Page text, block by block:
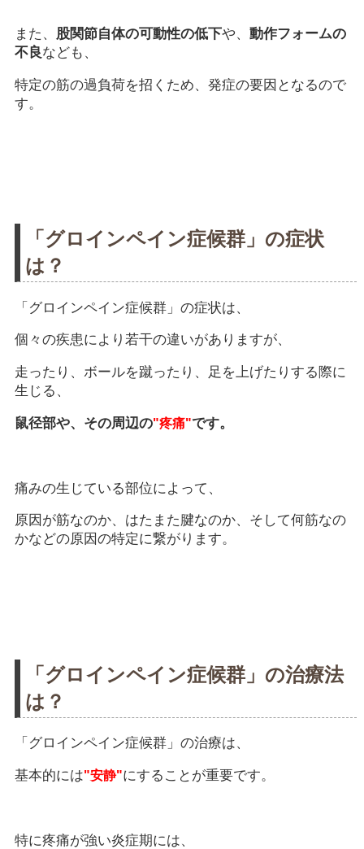
また、 股関節自体の可動性の低下や、 動作フォームの
不良なども、
特定の筋の過負荷を招くため、発症の要因となるので
す。
「グロインペイン症候群」の症状
は？
「グロインペイン症候群」の症状は、
個々の疾患により若干の違いがありますが、
走ったり、ボールを蹴ったり、足を上げたりする際に
生じる、
鼠径部や、その周辺の"疼痛"です。
痛みの生じている部位によって、
原因が筋なのか、はたまた腱なのか、そして何筋なの
かなどの原因の特定に繋がります。
「グロインペイン症候群」の治療法
は？
「グロインペイン症候群」の治療は、
基本的には"安静"にすることが重要です。
特に疼痛が強い炎症期には、